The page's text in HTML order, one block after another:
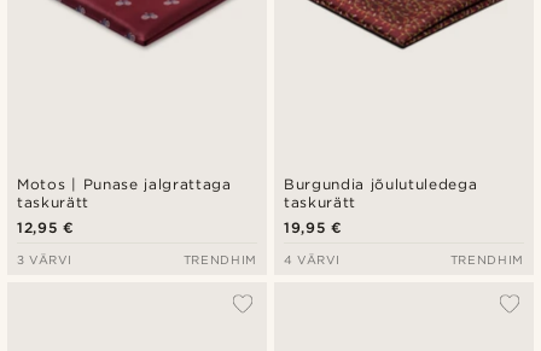
Motos | Punase jalgrattaga
taskurätt
12,95 €
3 VÄRVI TRENDHIM
Burgundia jõulutuledega
taskurätt
19,95 €
4 VÄRVI TRENDHIM